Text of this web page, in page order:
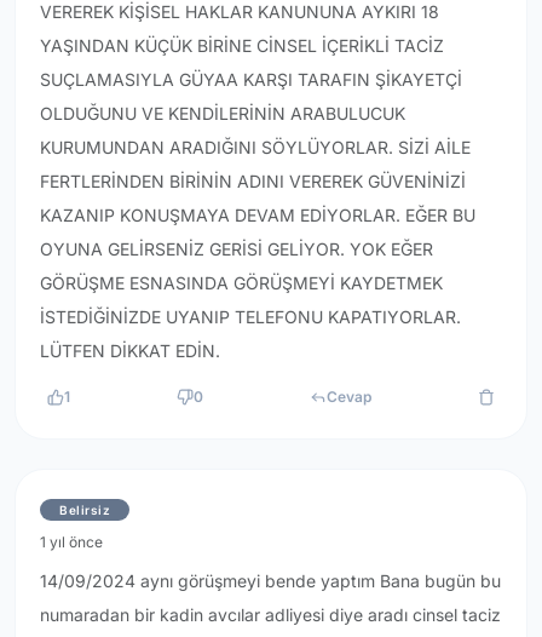
VEREREK KİŞİSEL HAKLAR KANUNUNA AYKIRI 18
YAŞINDAN KÜÇÜK BİRİNE CİNSEL İÇERİKLİ TACİZ
SUÇLAMASIYLA GÜYAA KARŞI TARAFIN ŞİKAYETÇİ
OLDUĞUNU VE KENDİLERİNİN ARABULUCUK
KURUMUNDAN ARADIĞINI SÖYLÜYORLAR. SİZİ AİLE
FERTLERİNDEN BİRİNİN ADINI VEREREK GÜVENİNİZİ
KAZANIP KONUŞMAYA DEVAM EDİYORLAR. EĞER BU
OYUNA GELİRSENİZ GERİSİ GELİYOR. YOK EĞER
GÖRÜŞME ESNASINDA GÖRÜŞMEYİ KAYDETMEK
İSTEDİĞİNİZDE UYANIP TELEFONU KAPATIYORLAR.
LÜTFEN DİKKAT EDİN.
1 0 Cevap
Belirsiz
1 yıl önce
14/09/2024 aynı görüşmeyi bende yaptım Bana bugün bu
numaradan bir kadin avcılar adliyesi diye aradı cinsel taciz